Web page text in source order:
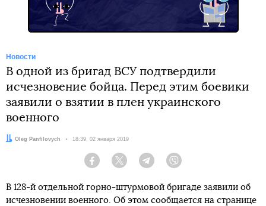
Новости
В одной из бригад ВСУ подтвердили
исчезновение бойца. Перед этим боевики
заявили о взятии в плен украинского
военного
Автор:
Oleg Panfilovych Дата:
18:39, 02 января 2019
Facebook Twitter Telegram
В 128-й отдельной горно-штурмовой бригаде заявили об
исчезновении военного. Об этом сообщается на странице